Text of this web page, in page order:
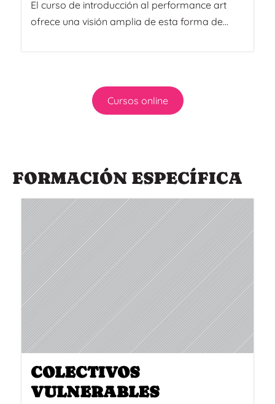
El curso de introducción al performance art
ofrece una visión amplia de esta forma de...
Cursos online
FORMACIÓN ESPECÍFICA
COLECTIVOS
VULNERABLES